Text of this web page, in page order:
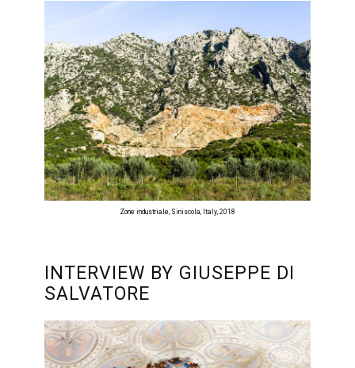
Zone industriale, Siniscola, Italy, 2018
INTERVIEW BY GIUSEPPE DI
SALVATORE